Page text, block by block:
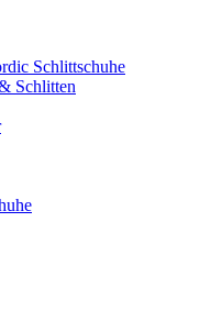
Schlittschuhe
Schlitten